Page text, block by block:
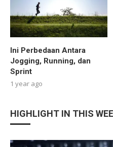
Ini Perbedaan Antara
Jogging, Running, dan
Sprint
1 year ago
HIGHLIGHT IN THIS